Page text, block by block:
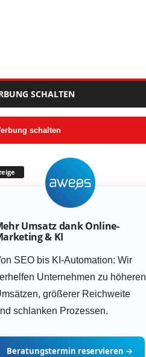
SCHALTEN
schalten
Umsatz dank Online-
& KI
SEO bis KI-Automation: Wir
Unternehmen zu höheren
größerer Reichweite
schlanken Prozessen.
Beratungstermin reservieren →